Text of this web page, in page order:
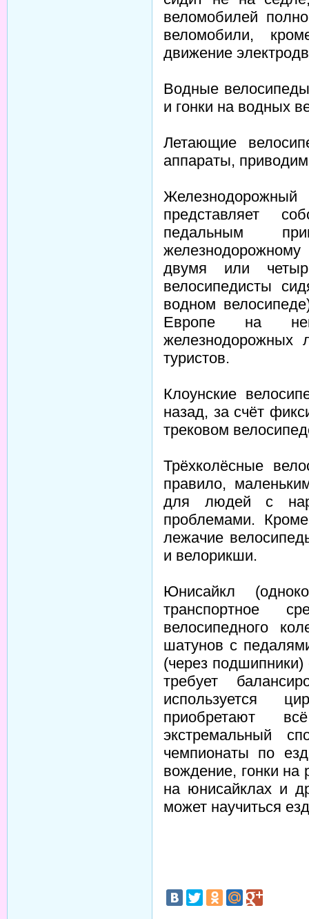
веломобилей
веломобили,
движение
Водные
и гонки на водных
Летающие
аппараты,
представляет
педальным
двумя или
велосипедисты
водном
Европе на
железнодорожных
туристов.
Клоунские
назад, за счёт
трековом
Трёхколёсные
правило,
для людей с
проблемами.
лежачие
и велорикши.
Юнисайкл
транспортное
велосипедного
шатунов с
(через
требует
используется
приобретают
экстремальный
чемпионаты по
вождение, гонки на
на юнисайклах и
может научиться